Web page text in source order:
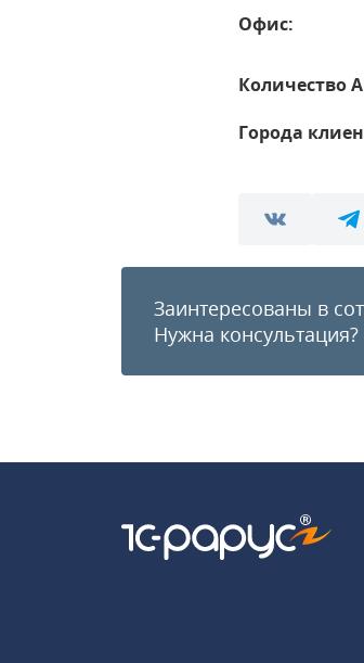
Офис:
Количество
Города
Заинтересованы в
Нужна консультация?